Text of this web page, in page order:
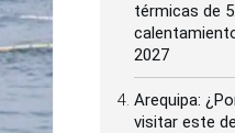
térmicas de
2027
Arequipa:
visitar este